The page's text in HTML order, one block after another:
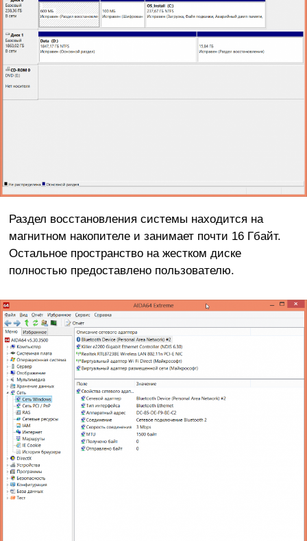
Раздел восстановления системы находится на
магнитном накопителе и занимает почти 16 Гбайт.
Остальное пространство на жестком диске
полностью предоставлено пользователю.